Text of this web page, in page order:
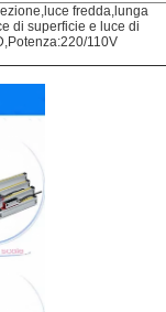
fredda,lunga
di superficie e luce di
110V